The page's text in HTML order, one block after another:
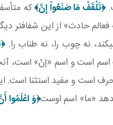
﴿تَلْقَفْ مَا صَنَعُواْ إِنَّ﴾که
حادث» از اين شفاف تر
کند، نه چوب را، نه طناب را.
اسم است و اسم «إنّ» است،
است و مفيد استثنا است.
«ما» اسم اوست﴿وَ اعْلَمُوا